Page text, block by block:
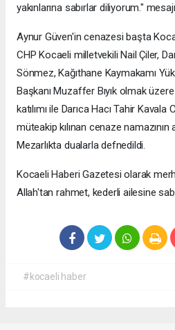
yakınlarına sabırlar diliyorum."
Aynur Güven'in cenazesi başta
CHP Kocaeli milletvekili Nail Çiler,
Sönmez, Kağıthane Kaymakamı
Başkanı Muzaffer Bıyık olmak
katılımı ile Darıca Hacı Tahir
müteakip kılınan cenaze namazının
Mezarlıkta dualarla defnedildi.
Kocaeli Haberi Gazetesi olarak
Allah'tan rahmet, kederli ailesine
#kocaeli haber